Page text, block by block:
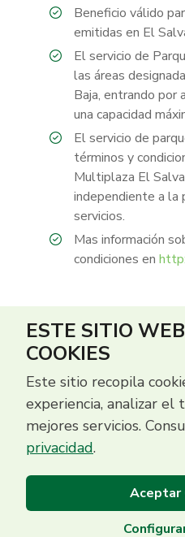
Beneficio válido
emitidas en El
El servicio de
las áreas
Baja, entrando por
una capacidad
El servicio de
términos y
Multiplaza El
independiente a la
servicios.
Mas información
condiciones en
ESTE SITIO
COOKIES
Este sitio recopila
experiencia, analizar el
mejores servicios.
privacidad.
Aceptar